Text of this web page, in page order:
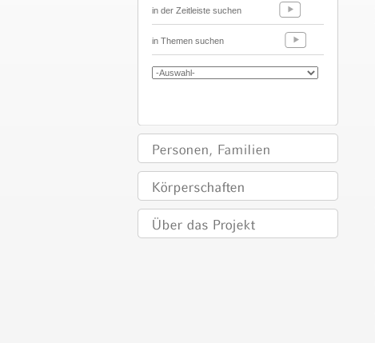
in der Zeitleiste suchen
in Themen suchen